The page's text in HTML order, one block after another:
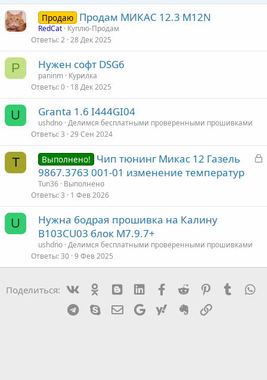
Продаю Продам МИКАС 12.3 М12N
RedCat Куплю-Продам
Ответы 2 28 Дек 2025
P Нужен софт DSG6
paninm Курилка
Ответы 0 18 Дек 2025
U Granta 1.6 I444GI04
ushdno Делимся бесплатными проверенными прошивками
Ответы 3 29 Сен 2024
T
З
Выполнено!
Чип тюнинг Микас 12 Газель
9867.3763 001-01 изменение температур
Tun36 Выполнено
Ответы 3 1 Фев 2026
U
Нужна бодрая прошивка на Калину
B103CU03 блок M7.9.7+
ushdno Делимся бесплатными проверенными прошивками
Ответы 30 9 Фев 2025
Поделиться: Ok mes_blogger
Linked InFacebook
Reddit PinterestTumblr
Telegram
Skype Эл. почта
Google Yahoo Evernote